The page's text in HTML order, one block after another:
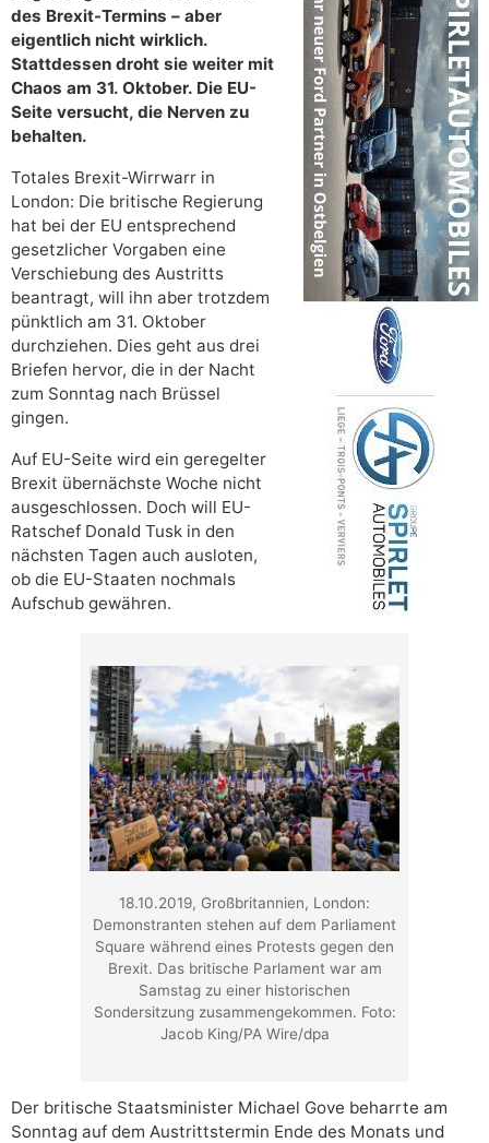
des Brexit-Termins – aber
eigentlich nicht wirklich.
Stattdessen droht sie weiter mit
Chaos am 31. Oktober. Die EU-
Seite versucht, die Nerven zu
behalten.
Totales Brexit-Wirrwarr in
London: Die britische Regierung
hat bei der EU entsprechend
gesetzlicher Vorgaben eine
Verschiebung des Austritts
beantragt, will ihn aber trotzdem
pünktlich am 31. Oktober
durchziehen. Dies geht aus drei
Briefen hervor, die in der Nacht
zum Sonntag nach Brüssel
gingen.
Auf EU-Seite wird ein geregelter
Brexit übernächste Woche nicht
ausgeschlossen. Doch will EU-
Ratschef Donald Tusk in den
nächsten Tagen auch ausloten,
ob die EU-Staaten nochmals
Aufschub gewähren.
18.10.2019, Großbritannien, London:
Demonstranten stehen auf dem Parliament
Square während eines Protests gegen den
Brexit. Das britische Parlament war am
Samstag zu einer historischen
Sondersitzung zusammengekommen. Foto:
Jacob King/PA Wire/dpa
Der britische Staatsminister Michael Gove beharrte am
Sonntag auf dem Austrittstermin Ende des Monats und